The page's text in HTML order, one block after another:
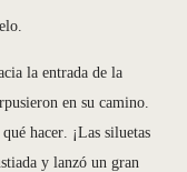
la entrada de la
en su camino.
hacer. ¡Las siluetas
y lanzó un gran